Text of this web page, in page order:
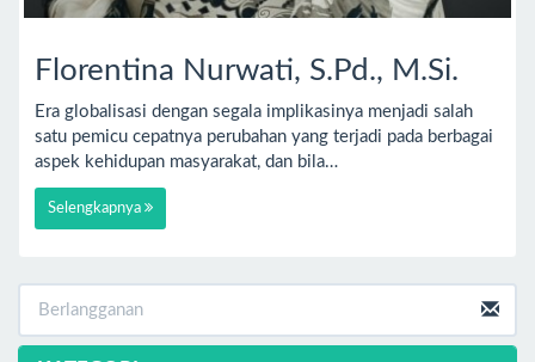
Florentina Nurwati, S.Pd., M.Si.
Era globalisasi dengan segala implikasinya menjadi salah
satu pemicu cepatnya perubahan yang terjadi pada berbagai
aspek kehidupan masyarakat, dan bila…
Selengkapnya